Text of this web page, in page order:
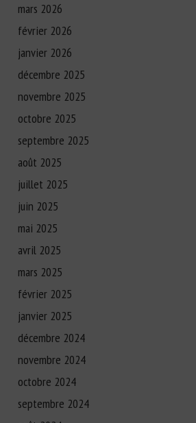
mars 2026
février 2026
janvier 2026
décembre 2025
novembre 2025
octobre 2025
septembre 2025
août 2025
juillet 2025
juin 2025
mai 2025
avril 2025
mars 2025
février 2025
janvier 2025
décembre 2024
novembre 2024
octobre 2024
septembre 2024